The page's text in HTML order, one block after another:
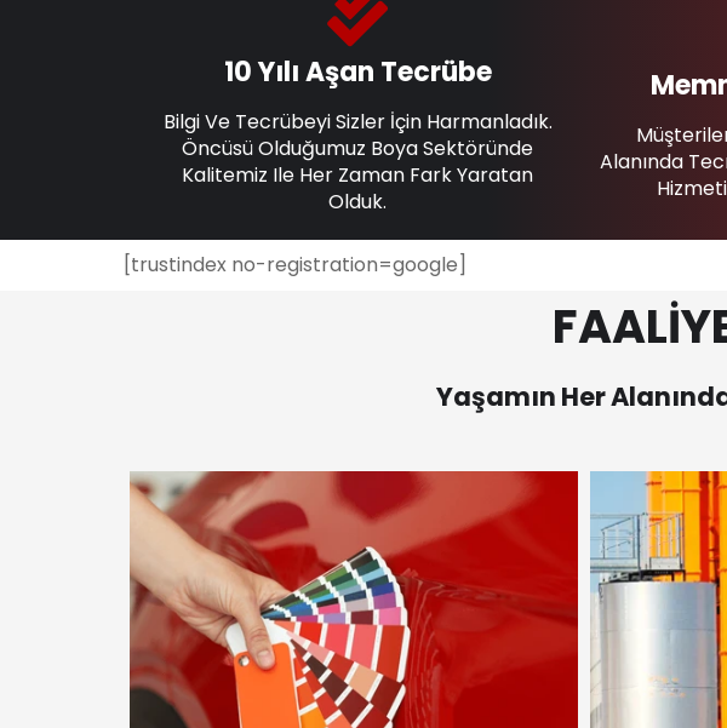
10 Yılı Aşan Tecrübe
Bilgi Ve Tecrübeyi Sizler İçin Harmanladık.
Öncüsü Olduğumuz Boya Sektöründe
Kalitemiz Ile Her Zaman Fark Yaratan
Olduk.
Alanında
[trustindex no-registration=google]
Yaşamın Her